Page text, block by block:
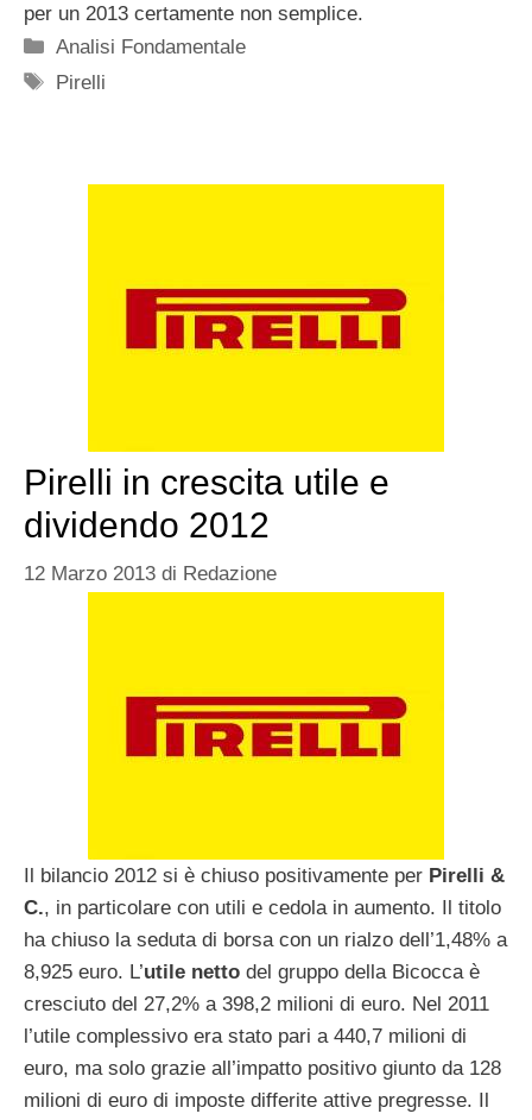
per un 2013 certamente non semplice.
Categorie
Analisi Fondamentale
Tag
Pirelli
Pirelli in crescita utile e
dividendo 2012
12 Marzo 2013 di Redazione
Il bilancio 2012 si è chiuso positivamente per Pirelli &
C., in particolare con utili e cedola in aumento. Il titolo
ha chiuso la seduta di borsa con un rialzo dell’1,48% a
8,925 euro. L’utile netto del gruppo della Bicocca è
cresciuto del 27,2% a 398,2 milioni di euro. Nel 2011
l’utile complessivo era stato pari a 440,7 milioni di
euro, ma solo grazie all’impatto positivo giunto da 128
milioni di euro di imposte differite attive pregresse. Il